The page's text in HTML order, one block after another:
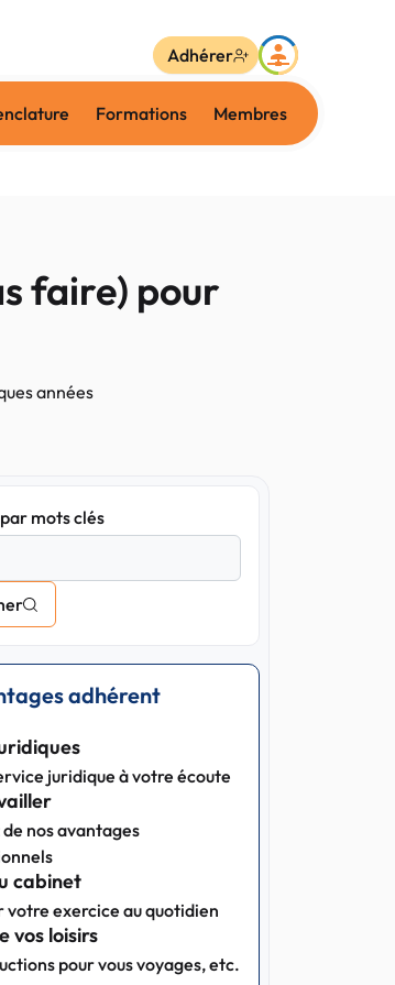
Formations Membres
Adhérer
faire) pour
années
mots clés
adhérent
juridique à votre écoute
nos avantages
cabinet
votre exercice au quotidien
vos loisirs
pour vous voyages, etc.